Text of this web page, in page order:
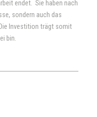
endet. Sie haben nach
sondern auch das
Investition trägt somit
bin.